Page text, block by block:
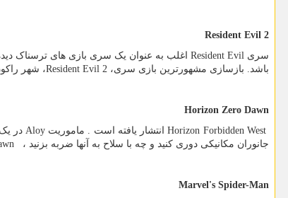
Resident Evil 2
سری Resident Evil اغلب به عنوان یک سری بازی های ترسناک
باشد. بازسازی مشهورترین بازی سری، Resident Evil 2، شهر
Horizon Zero Dawn
Horizon Forbidden Westانتشار یافته است . ماموریت Aloyدر
جانوران مکانیکی دوری کنید و چه با سلاح به آنها ضربه بزنید ،
Marvel's Spider-Man